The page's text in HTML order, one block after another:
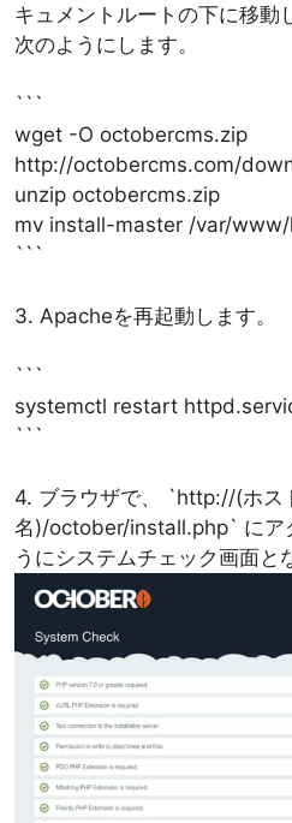
キュメントルートの下に移動
次のようにします。
```
wget -O octobercms.zip
http://octobercms.com/
unzip octobercms.zip
mv install-master /var/
```
3. Apacheを再起動します。
```
systemctl restart
```
4. ブラウザで、 `http://(ホス
名)/october/install.php` にア
うにシステムチェック画面と